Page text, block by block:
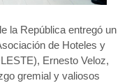
la República entregó un
de Hoteles y
Ernesto Veloz,
gremial y valiosos